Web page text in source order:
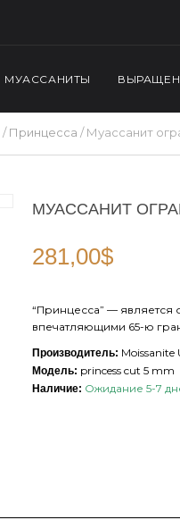
МУАССАНИТЫ
/Принцесса / Муассанит
МУАССАНИТ
281,00$
“Принцесса” — является
впечатляющими 65-ю
Производитель: Moissanite
Модель: princess cut 5 mm
Наличие: Ожидание 5-7